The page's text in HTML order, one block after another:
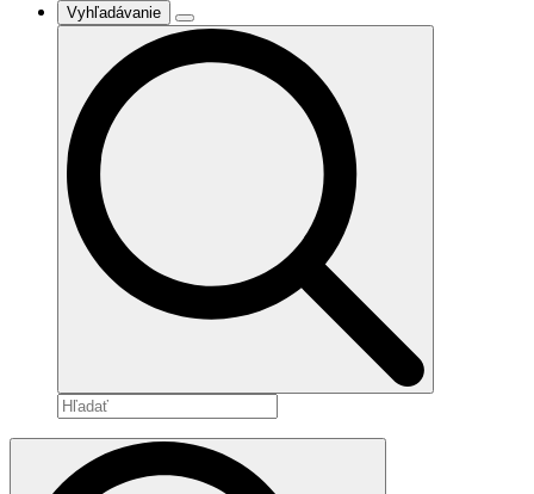
Vyhľadávanie
Search